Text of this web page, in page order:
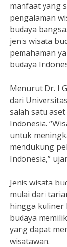
manfaat yang
pengalaman
budaya
jenis wisata
pemahaman
budaya
Menurut Dr. I
dari
salah satu
Indonesia.
untuk
mendukung
Indonesia,”
Jenis wisata
mulai dari
hingga kuliner
budaya
yang dapat
wisatawan.